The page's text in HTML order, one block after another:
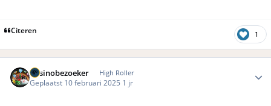
Citeren 1
Casinobezoeker High Roller
Geplaatst 10 februari 2025 1 jr